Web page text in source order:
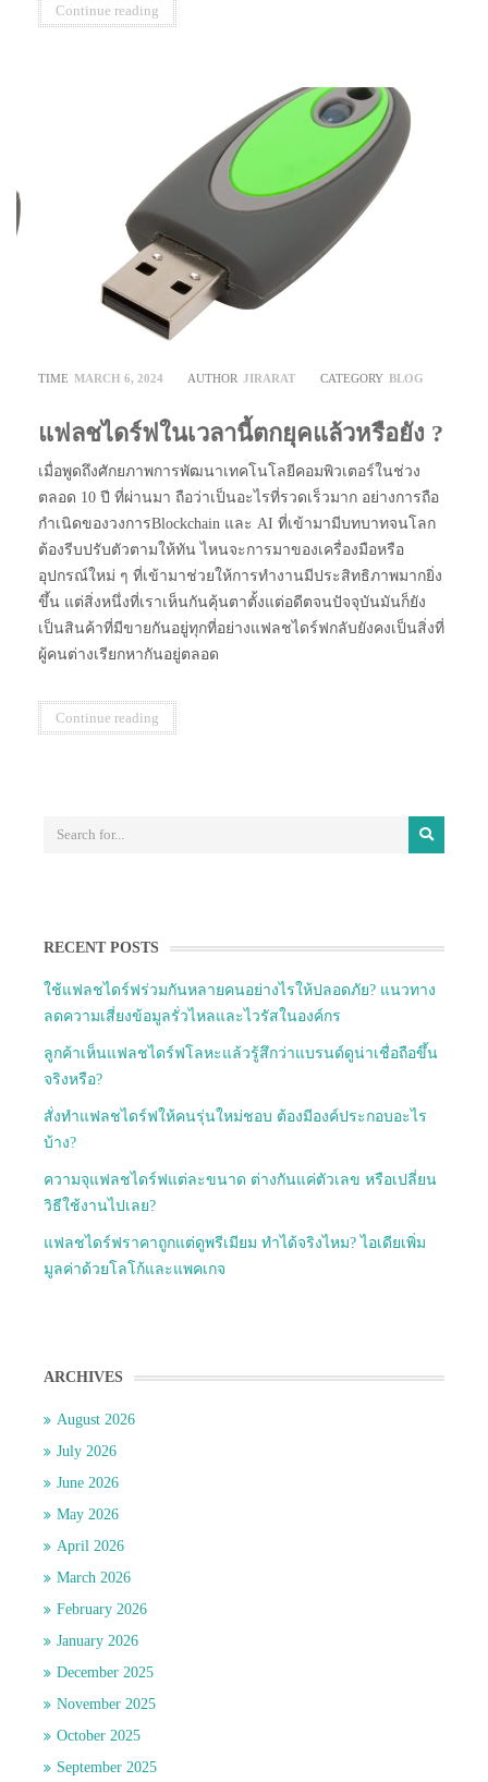
Continue reading
TIME MARCH 6, 2024 AUTHOR JIRARAT CATEGORY BLOG
แฟลชไดร์ฟในเวลานี้ตกยุคแล้วหรือยัง ?
เมื่อพูดถึงศักยภาพการพัฒนาเทคโนโลยีคอมพิวเตอร์ในช่วง
ตลอด 10 ปี ที่ผ่านมา ถือว่าเป็นอะไรที่รวดเร็วมาก อย่างการถือ
กำเนิดของวงการBlockchain และ AI ที่เข้ามามีบทบาทจนโลก
ต้องรีบปรับตัวตามให้ทัน ไหนจะการมาของเครื่องมือหรือ
อุปกรณ์ใหม่ ๆ ที่เข้ามาช่วยให้การทำงานมีประสิทธิภาพมากยิ่ง
ขึ้น แต่สิ่งหนึ่งที่เราเห็นกันคุ้นตาตั้งแต่อดีตจนปัจจุบันมันก็ยัง
เป็นสินค้าที่มีขายกันอยู่ทุกที่อย่างแฟลชไดร์ฟกลับยังคงเป็นสิ่งที่
ผู้คนต่างเรียกหากันอยู่ตลอด
Continue reading
RECENT POSTS
ใช้แฟลชไดร์ฟร่วมกันหลายคนอย่างไรให้ปลอดภัย? แนวทาง
ลดความเสี่ยงข้อมูลรั่วไหลและไวรัสในองค์กร
ลูกค้าเห็นแฟลชไดร์ฟโลหะแล้วรู้สึกว่าแบรนด์ดูน่าเชื่อถือขึ้น
จริงหรือ?
สั่งทำแฟลชไดร์ฟให้คนรุ่นใหม่ชอบ ต้องมีองค์ประกอบอะไร
บ้าง?
ความจุแฟลชไดร์ฟแต่ละขนาด ต่างกันแค่ตัวเลข หรือเปลี่ยน
วิธีใช้งานไปเลย?
แฟลชไดร์ฟราคาถูกแต่ดูพรีเมียม ทำได้จริงไหม? ไอเดียเพิ่ม
มูลค่าด้วยโลโก้และแพคเกจ
ARCHIVES
August 2026
July 2026
June 2026
May 2026
April 2026
March 2026
February 2026
January 2026
December 2025
November 2025
October 2025
September 2025